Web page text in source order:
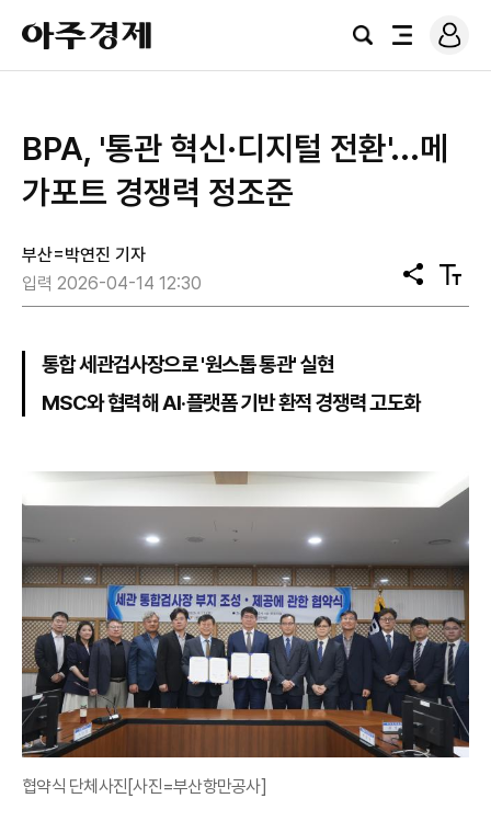
아
주
경
검
전
로
그
BPA, '통관 혁신·디지털 전환'...메
가포트 경쟁력 정조준
부산=박연진 기자
입력 2026-04-14 12:30
공
유
텍
스
통합 세관검사장으로 '원스톱 통관' 실현
MSC와 협력해 AI·플랫폼 기반 환적 경쟁력 고도화
협약식 단체사진[사진=부산항만공사]